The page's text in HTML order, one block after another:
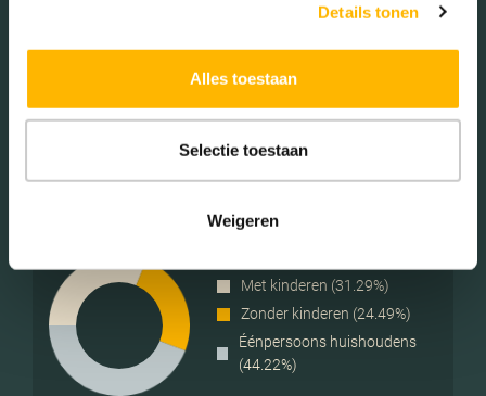
Details tonen
Alles toestaan
Selectie toestaan
Weigeren
Mannen (49.18%)
Gezinnen met kinderen
Met kinderen (31.29%)
Zonder kinderen (24.49%)
Éénpersoons huishoudens
(44.22%)